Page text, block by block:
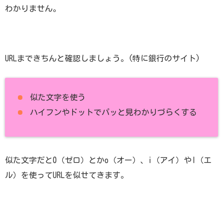
わかりません。
URLまできちんと確認しましょう。(特に銀行のサイト)
似た文字を使う
ハイフンやドットでパッと見わかりづらくする
似た文字だと0（ゼロ）とかo（オー）、i（アイ）やl（エ
ル）を使ってURLを似せてきます。